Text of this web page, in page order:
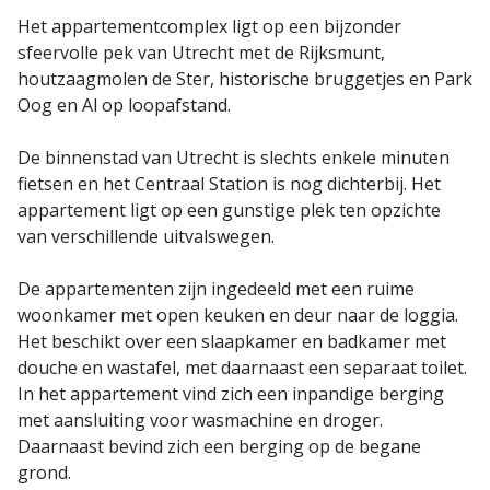
Het appartementcomplex ligt op een bijzonder
sfeervolle pek van Utrecht met de Rijksmunt,
houtzaagmolen de Ster, historische bruggetjes en Park
Oog en Al op loopafstand.
De binnenstad van Utrecht is slechts enkele minuten
fietsen en het Centraal Station is nog dichterbij. Het
appartement ligt op een gunstige plek ten opzichte
van verschillende uitvalswegen.
De appartementen zijn ingedeeld met een ruime
woonkamer met open keuken en deur naar de loggia.
Het beschikt over een slaapkamer en badkamer met
douche en wastafel, met daarnaast een separaat toilet.
In het appartement vind zich een inpandige berging
met aansluiting voor wasmachine en droger.
Daarnaast bevind zich een berging op de begane
grond.